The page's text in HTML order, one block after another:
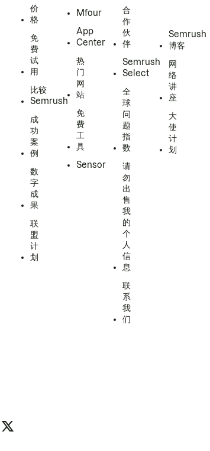
价
格
免
费
试
用
比较
Semrush
成
功
案
例
数
字
成
果
联
盟
计
划
Mfour
App
Center
热
门
网
站
免
费
工
具
Sensor
合
作
伙
伴
Semrush
Select
全
球
问
题
指
数
请
勿
出
售
我
的
个
人
信
息
联
系
我
们
Semrush
博客
网
络
讲
座
大
使
计
划